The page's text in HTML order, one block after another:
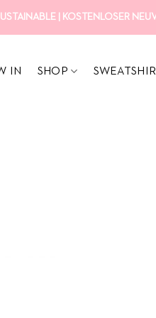
| KOSTENLOSER
IN SHOP